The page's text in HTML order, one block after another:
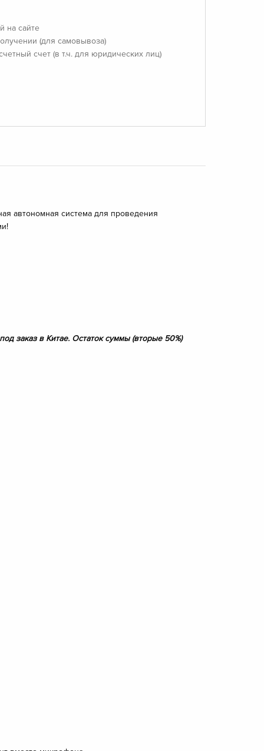
на сайте
(для самовывоза)
счет (в т.ч. для юридических лиц)
автономная система для проведения
заказ в Китае. Остаток суммы (вторые 50%)